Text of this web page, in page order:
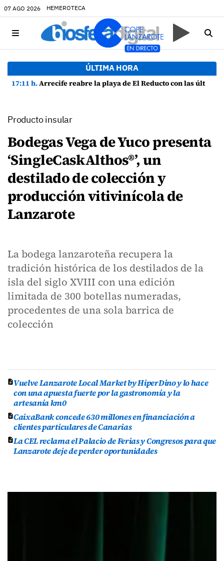
07 AGO 2026 HEMEROTECA
ÚLTIMA HORA
17:11 h.Arrecife reabre la playa de El Reducto con las últimas analíticas mostrando "una buena calidad de las aguas para el baño"
Producto insular
Bodegas Vega de Yuco presenta
‘SingleCaskAlthos®’, un
destilado de colección y
producción vitivinícola de
Lanzarote
La bodega lanzaroteña recupera la
tradición histórica de los destilados de la
isla del siglo XVIII con una edición
limitada de 300 botellas numeradas,
procedentes de una sola barrica de
colección
Vuelve Lanzarote Local Market by HiperDino y lo hace
con una apuesta fuerte por la gastronomía y la
artesanía km0
CaixaBank concede 630 millones en financiación a
clientes particulares de Canarias
La CEL reclama el Palacio de Ferias y Congresos para que
Lanzarote deje de perder oportunidades